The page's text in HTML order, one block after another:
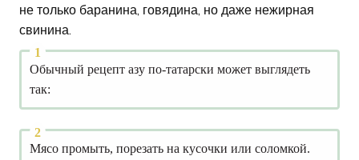
не только баранина, говядина, но даже нежирная
свинина.
Обычный рецепт азу по-татарски может выглядеть
так:
Мясо промыть, порезать на кусочки или соломкой.